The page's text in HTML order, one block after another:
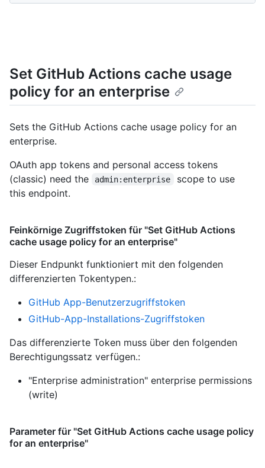
Set GitHub Actions cache usage
policy for an enterprise
Sets the GitHub Actions cache usage policy for an
enterprise.
OAuth app tokens and personal access tokens
(classic) need the
admin:enterprise
scope to use
this endpoint.
Feinkörnige Zugriffstoken für "Set GitHub Actions
cache usage policy for an enterprise"
Dieser Endpunkt funktioniert mit den folgenden
differenzierten Tokentypen.:
GitHub App-Benutzerzugriffstoken
GitHub-App-Installations-Zugriffstoken
Das differenzierte Token muss über den folgenden
Berechtigungssatz verfügen.:
"Enterprise administration" enterprise permissions
(write)
Parameter für "Set GitHub Actions cache usage policy
for an enterprise"